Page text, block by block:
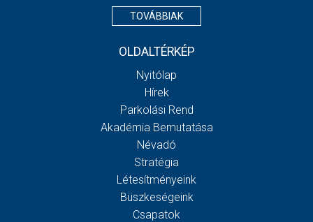
TOVÁBBIAK
OLDALTÉRKÉP
Nyitólap
Hírek
Parkolási Rend
Akadémia Bemutatása
Névadó
Stratégia
Létesítményeink
Büszkeségeink
Csapatok